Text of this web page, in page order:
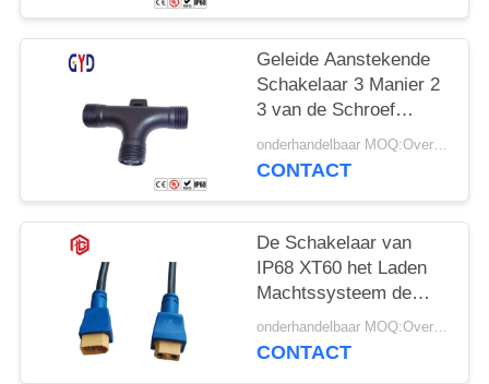
Geleide Aanstekende
Schakelaar 3 Manier 2
3 van de Schroef
Waterdichte Kabel 4
Speldt Type
onderhandelbaar MOQ:Overeen te komen
CONTACT
De Schakelaar van
IP68 XT60 het Laden
Machtssysteem de
Waterdichte
Contactdoos van de
onderhandelbaar MOQ:Overeen te komen
CONTACT